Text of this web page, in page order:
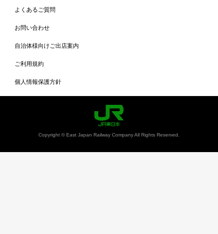
よくあるご質問
お問い合わせ
自治体様向けご出店案内
ご利用規約
個人情報保護方針
Copyright © East Japan Railway Company All Rights Reserved.